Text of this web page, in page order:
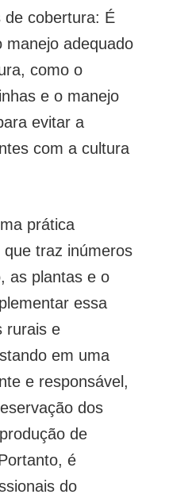
de cobertura: É
manejo adequado
como o
e o manejo
evitar a
com a cultura
prática
traz inúmeros
as plantas e o
essa
rurais e
em uma
e responsável,
dos
de
é
do